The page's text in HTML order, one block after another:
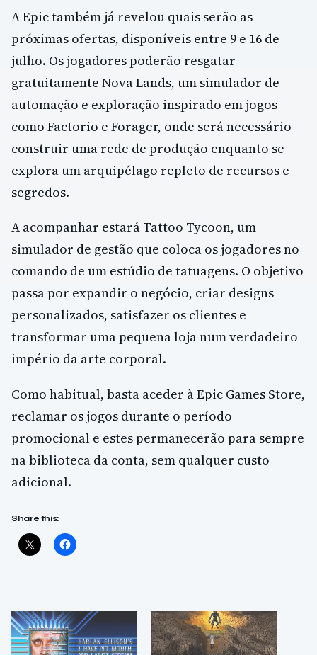
A Epic também já revelou quais serão as
próximas ofertas, disponíveis entre 9 e 16 de
julho. Os jogadores poderão resgatar
gratuitamente Nova Lands, um simulador de
automação e exploração inspirado em jogos
como Factorio e Forager, onde será necessário
construir uma rede de produção enquanto se
explora um arquipélago repleto de recursos e
segredos.
A acompanhar estará Tattoo Tycoon, um
simulador de gestão que coloca os jogadores no
comando de um estúdio de tatuagens. O objetivo
passa por expandir o negócio, criar designs
personalizados, satisfazer os clientes e
transformar uma pequena loja num verdadeiro
império da arte corporal.
Como habitual, basta aceder à Epic Games Store,
reclamar os jogos durante o período
promocional e estes permanecerão para sempre
na biblioteca da conta, sem qualquer custo
adicional.
Share this: